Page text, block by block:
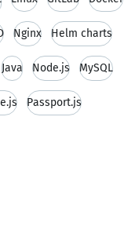
Nginx Helm charts
Java Node.js MySQL
Passport.js